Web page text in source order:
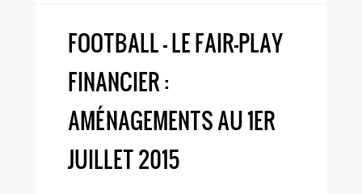
FOOTBALL – LE FAIR-PLAY
FINANCIER :
AMÉNAGEMENTS AU 1ER
JUILLET 2015